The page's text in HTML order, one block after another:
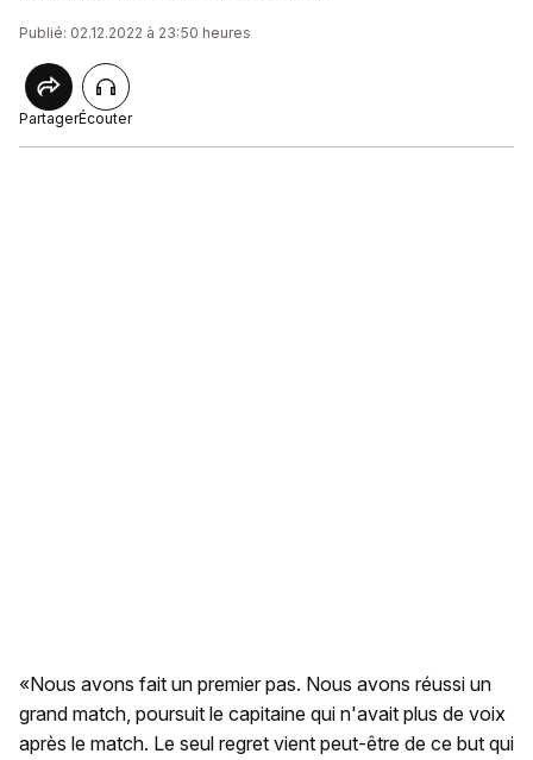
Publié: 02.12.2022 à 23:50 heures
PartagerÉcouter
«Nous avons fait un premier pas. Nous avons réussi un
grand match, poursuit le capitaine qui n'avait plus de voix
après le match. Le seul regret vient peut-être de ce but qui